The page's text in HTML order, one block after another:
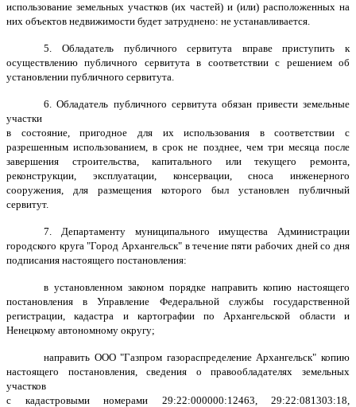
использование земельных участков (их частей) и (или) расположенных на
них объектов недвижимости будет затруднено: не устанавливается.
5. Обладатель публичного сервитута вправе приступить к
осуществлению публичного сервитута в соответствии с решением об
установлении публичного сервитута.
6. Обладатель публичного сервитута обязан привести земельные
участки
в состояние, пригодное для их использования в соответствии с
разрешенным использованием, в срок не позднее, чем три месяца после
завершения строительства, капитального или текущего ремонта,
реконструкции, эксплуатации, консервации, сноса инженерного
сооружения, для размещения которого был установлен публичный
сервитут.
7. Департаменту муниципального имущества Администрации
городского круга "Город Архангельск" в течение пяти рабочих дней со дня
подписания настоящего постановления:
в установленном законом порядке направить копию настоящего
постановления в Управление Федеральной службы государственной
регистрации, кадастра и картографии по Архангельской области и
Ненецкому автономному округу;
направить ООО "Газпром газораспределение Архангельск" копию
настоящего постановления, сведения о правообладателях земельных
участков
с кадастровыми номерами 29:22:000000:12463, 29:22:081303:18,